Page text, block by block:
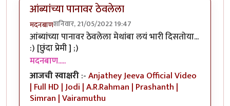
आंब्यांच्या पानावर ठेवलेला
मदनबाणशनिवार, 21/05/2022 19:47
आंब्यांच्या पानावर ठेवलेला मेथांबा लयं भारी दिसतोया...
:) [छुंदा प्रेमी ] ;)
मदनबाण.....
आजची स्वाक्षरी:-Anjathey Jeeva Official Video
| Full HD | Jodi | A.R.Rahman | Prashanth |
Simran | Vairamuthu